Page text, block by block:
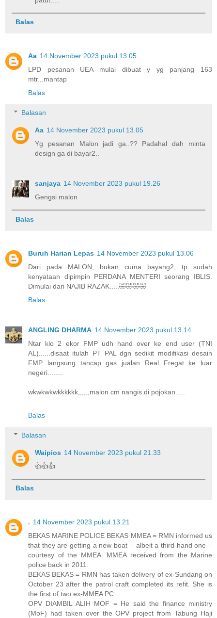
Balas
Aa 14 November 2023 pukul 13.05
LPD pesanan UEA mulai dibuat y yg panjang 163
mtr...mantap
Balas
Balasan
Aa 14 November 2023 pukul 13.05
Yg pesanan Malon jadi ga..?? Padahal dah minta
design ga di bayar2..
sanjaya 14 November 2023 pukul 19.26
Gengsi malon
Balas
Buruh Harian Lepas 14 November 2023 pukul 13.06
Dari pada MALON, bukan cuma bayang2, tp sudah
kenyataan dipimpin PERDANA MENTERI seorang IBLIS.
Dimulai dari NAJIB RAZAK.....🤣🤣🤣🤣
Balas
ANGLING DHARMA 14 November 2023 pukul 13.14
Ntar klo 2 ekor FMP udh hand over ke end user (TNI
AL)......disaat itulah PT PAL dgn sedikit modifikasi desain
FMP langsung tancap gas jualan Real Fregat ke luar
negeri........
wkwkwkwkkkkkk,,,,,,malon cm nangis di pojokan.....
Balas
Balasan
Waipios 14 November 2023 pukul 21.33
👍👍👍
Balas
. 14 November 2023 pukul 13.21
BEKAS MARINE POLICE BEKAS MMEA = RMN informed us
that they are getting a new boat – albeit a third hand one –
courtesy of the MMEA. MMEA received from the Marine
police back in 2011.
BEKAS BEKAS = RMN has taken delivery of ex-Sundang on
October 23 after the patrol craft completed its refit. She is
the first of two ex-MMEA PC
OPV DIAMBIL ALIH MOF = He said the finance ministry
(MoF) had taken over the OPV project from Tabung Haji